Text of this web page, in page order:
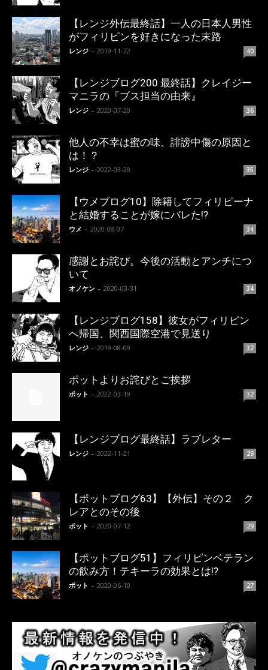
【レンジ外伝最終話】一人の日本人男性
がフィリピンを好きになった末路
レンジ - 2019-11-22 40
【レンジブログ200 最終話】クレイジー
マニラの『ブス担当の由来』
レンジ - 2020-07-20 36
他人の不幸は蜜の味、誹謗中傷の原因と
は！？
レンジ - 2022-03-20 35
【ウメブログ10】除籍してフィリピーナ
と結婚することが嫁にバレた!?
ウメ - 2020-08-07 34
感謝とお詫び。今後の活動とアンチにつ
いて
オノケン - 2020-03-31 34
【レンジブログ158】彼女がフィリピン
へ帰国、関西国際空港で見送り
レンジ - 2019-08-09 32
ポットよりお詫びとご挨拶
ポット - 2022-03-19 32
【レンジブログ最終話】ラブレター
レンジ - 2022-11-21 29
【ポットブログ63】【外伝】その２ ク
レアとのその後
ポット - 2020-07-12 29
【ポットブログ51】フィリピンベテラン
の飲み方！テキーラの効果とは!?
ポット - 2020-06-10 27